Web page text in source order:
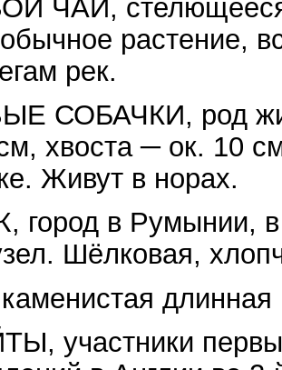
ЧАЙ, стелющееся
растение,
рек.
СОБАЧКИ, род
хвоста ─ ок. 10
Живут в норах.
город в Румынии,
Шёлковая,
участники